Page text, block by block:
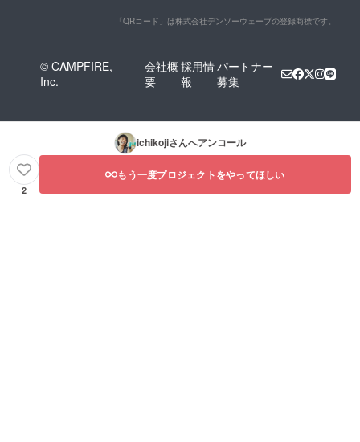
すので
流し処
市子路
はパト
だく形
「QRコード」は株式会社デンソーウェーブの登録商標です。
© CAMPFIRE,
Inc.
会社概
要
採用情
報
パートナー
募集
ichikojiさんへアンコール
2
もう一度プロジェクトをやってほしい